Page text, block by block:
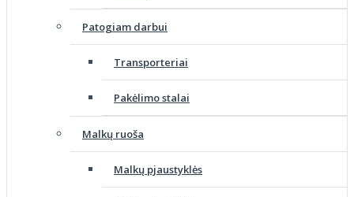
Patogiam darbui
Transporteriai
Pakėlimo stalai
Malkų ruoša
Malkų pjaustyklės